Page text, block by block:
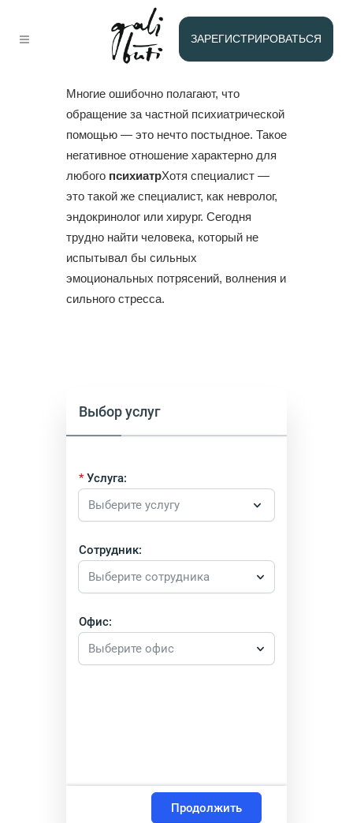
ЗАРЕГИСТРИРОВАТЬСЯ
КОНСУЛЬТАЦИЯ
ПСИХИАТРА В
ВИЛЬНЮСЕ
Многие ошибочно полагают, что
обращение за частной психиатрической
помощью — это нечто постыдное. Такое
негативное отношение характерно для
любого психиатрХотя специалист —
это такой же специалист, как невролог,
эндокринолог или хирург. Сегодня
трудно найти человека, который не
испытывал бы сильных
эмоциональных потрясений, волнения и
сильного стресса.
Выбор услуг
Услуга:
Сотрудник:
Выберите сотрудника
Офис:
Выберите офис
Продолжить